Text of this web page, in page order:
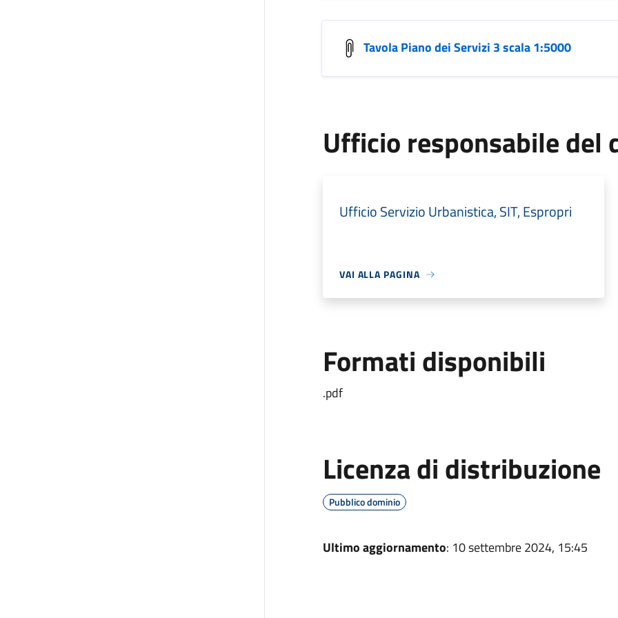
Tavola Piano dei Servizi 3 scala 1:5000
Ufficio responsabile del
Ufficio Servizio Urbanistica, SIT, Espropri
VAI ALLA PAGINA
Formati disponibili
.pdf
Licenza di distribuzione
Pubblico dominio
Ultimo aggiornamento: 10 settembre 2024, 15:45